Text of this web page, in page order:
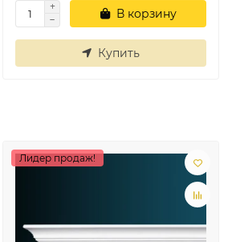
В корзину
Купить
Лидер продаж!